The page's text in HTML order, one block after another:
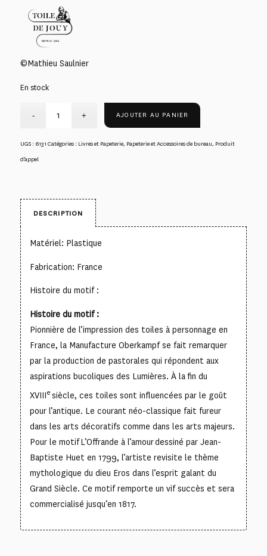
©Mathieu Saulnier
En stock
AJOUTER AU PANIER
UGS : 6131 Catégories : Livres et Papeterie, Papeterie et Accessoires de bureau, Produit
d’appel
DESCRIPTION
Matériel: Plastique
Fabrication: France
Histoire du motif :
Histoire du motif :
Pionnière de l’impression des toiles à personnage en
France, la Manufacture Oberkampf se fait remarquer
par la production de pastorales qui répondent aux
aspirations bucoliques des Lumières. À la fin du
XVIIIesiècle, ces toiles sont influencées par le goût
pour l’antique. Le courant néo-classique fait fureur
dans les arts décoratifs comme dans les arts majeurs.
Pour le motifL’Offrande à l’amourdessiné par Jean-
Baptiste Huet en 1799, l’artiste revisite le thème
mythologique du dieu Eros dans l’esprit galant du
Grand Siècle. Ce motif remporte un vif succès et sera
commercialisé jusqu’en 1817.